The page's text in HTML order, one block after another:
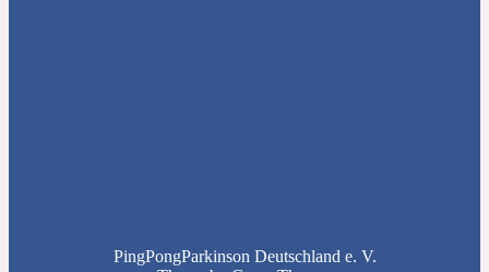
PingPongParkinson Deutschland e. V.